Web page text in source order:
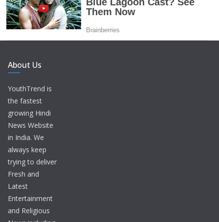
About Us
YouthTrend is
the fastest
growing Hindi
News Website
in India. We
always keep
trying to deliver
Fresh and
Latest
Entertainment
and Religious